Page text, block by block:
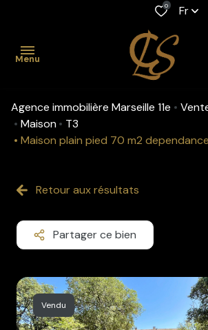
0 Fr
Menu
accueil
acheter
Appartement
Viager
Fonds de
professionnelle
Appartement
estimation
rénovation
Agence immobilière Marseille 11e
Maison
T3
Maison plain pied 70 m2
Retour aux résultats
Partager ce bien
Vendu